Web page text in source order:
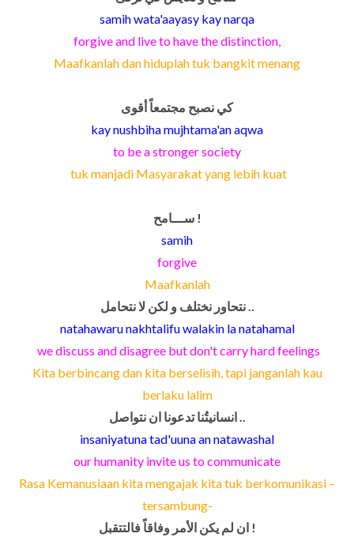
samih wata'aayasy kay narqa
forgive and live to have the distinction,
Maafkanlah dan hiduplah tuk bangkit menang
كي نصبح مجتمعاً أقوى
kay nushbiha mujhtama'an aqwa
to be a stronger society
tuk manjadi Masyarakat yang lebih kuat
ســـامح !
samih
forgive
Maafkanlah
نتحاور نختلف و لكن لا نتحامل ..
natahawaru nakhtalifu walakin la natahamal
we discuss and disagree but don't carry hard feelings
Kita berbincang dan kita berselisih, tapi janganlah kau
berlaku lalim
انسانيتُنا تدعونا ان نتواصل ..
insaniyatuna tad'uuna an natawashal
our humanity invite us to communicate
Rasa Kemanusiaan kita mengajak kita tuk berkomunikasi –
tersambung-
ان لم يكن الأمر وفاقاً فالتتقبل !